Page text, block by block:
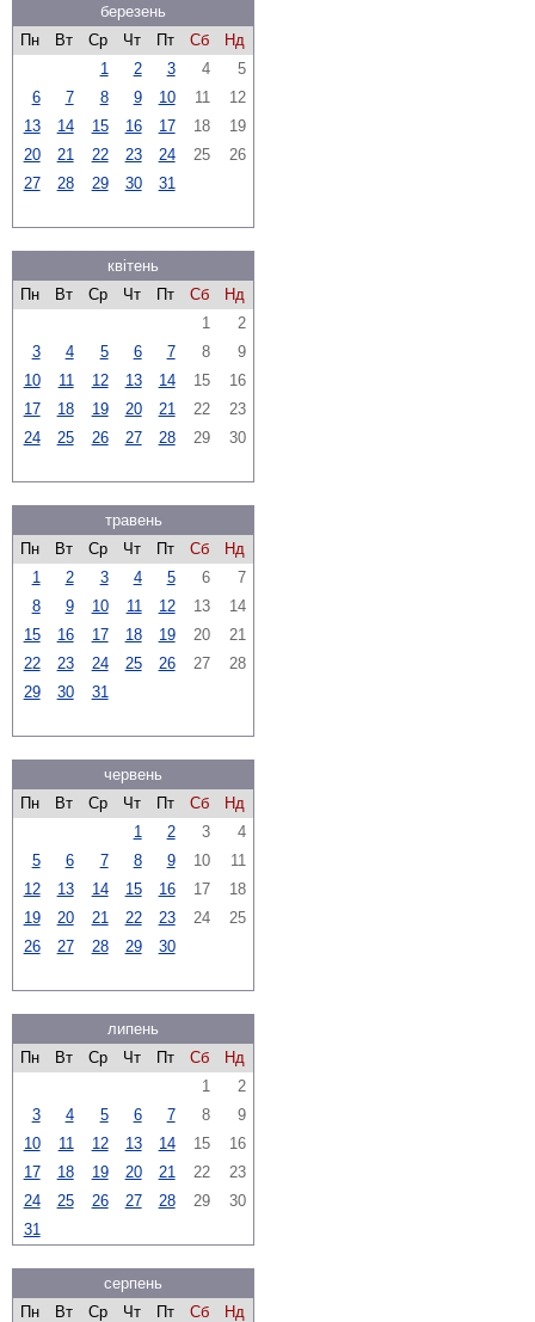
березень
Пн
Вт Ср Чт Пт Сб
Нд
1
2 3 4
5
6
7 8 9 10 11
12
13
14 15 16 17 18
19
20
21 22 23 24 25
26
27
28 29 30 31
квітень
Пн
Вт Ср Чт Пт Сб
Нд
1
2
3
4 5 6 7 8
9
10
11 12 13 14 15
16
17
18 19 20 21 22
23
24
25 26 27 28 29 30
травень
Пн
Вт Ср Чт Пт Сб
Нд
1
2 3 4 5 6
7
8
9 10 11 12 13
14
15
16 17 18 19 20
21
22
23 24 25 26 27
28
29
30 31
червень
Пн
Вт Ср Чт Пт Сб
Нд
1
2 3
4
5
6 7 8 9 10
11
12
13 14 15 16 17
18
19
20 21 22 23 24
25
26
27 28 29 30
липень
Пн
Вт Ср Чт Пт Сб
Нд
1
2
3
4 5 6 7 8
9
10
11 12 13 14 15
16
17
18 19 20 21 22
23
24
25 26 27 28 29
30
31
серпень
Пн
Вт Ср Чт Пт Сб
Нд